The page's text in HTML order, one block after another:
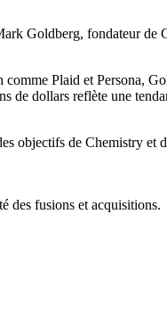
Goldberg, fondateur
Plaid et Persona,
dollars reflète une
objectifs de Chemistry et
des fusions et acquisitions.